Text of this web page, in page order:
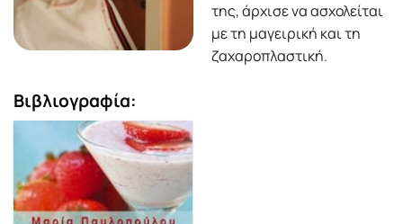
της, άρχισε να ασχολείται
με τη μαγειρική και τη
ζαχαροπλαστική.
Βιβλιογραφία: